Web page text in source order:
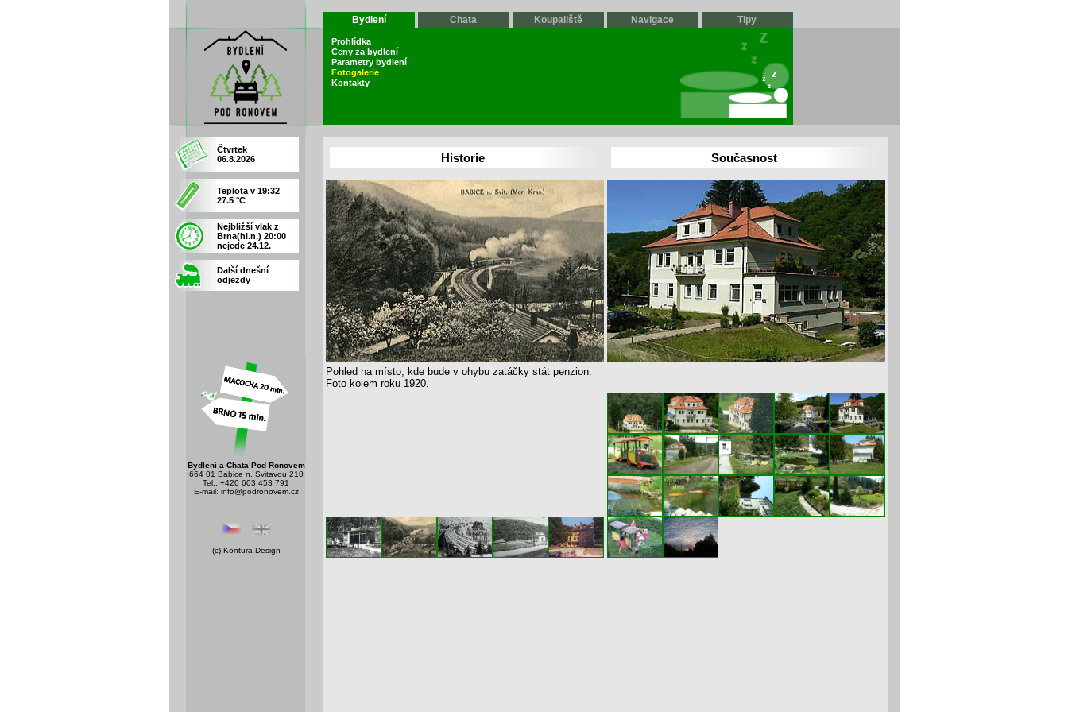
Bydlení Chata Koupaliště Navigace Tipy
Prohlídka
Ceny za bydlení
Parametry bydlení
Fotogalerie
Kontakty
Čtvrtek
06.8.2026
Teplota v 19:32
27.5 °C
Nejbližší vlak z
Brna(hl.n.) 20:00
nejede 24.12.
Další dnešní
odjezdy
Bydlení a Chata Pod Ronovem
664 01 Babice n. Svitavou 210
Tel.: +420 603 453 791
E-mail: info@podronovem.cz
(c) Kontura Design
Historie Současnost
Pohled na místo, kde bude v ohybu zatáčky stát penzion.
Foto kolem roku 1920.